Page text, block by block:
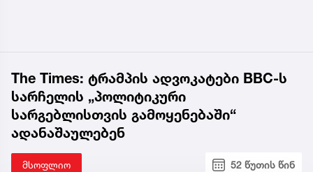
The Times: ტრამპის ადვოკატები BBC-ს
სარჩელის „პოლიტიკური
სარგებლისთვის გამოყენებაში“
ადანაშაულებენ
მსოფლიო 52 წუთის წინ